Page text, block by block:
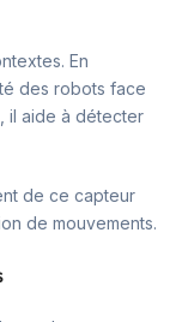
En
des robots face
il aide à détecter
de ce capteur
de mouvements.